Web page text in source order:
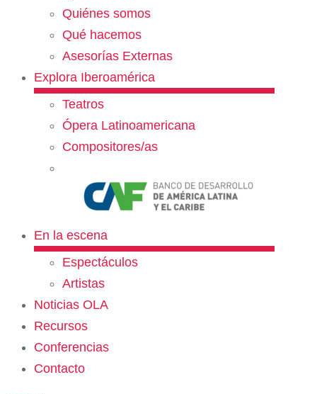
Quiénes somos
Qué hacemos
Asesorías Externas
Explora Iberoamérica
Teatros
Ópera Latinoamericana
Compositores/as
En la escena
Espectáculos
Artistas
Noticias OLA
Recursos
Conferencias
Contacto